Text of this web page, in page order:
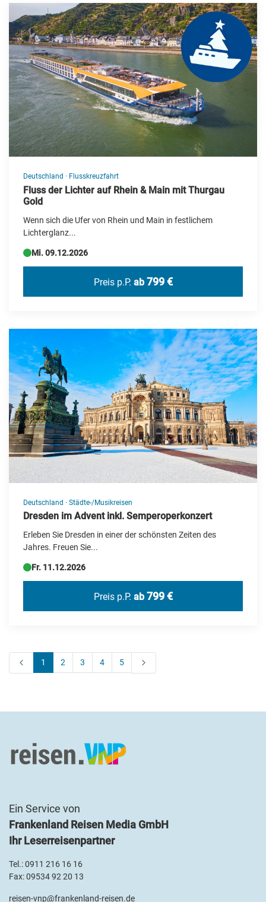
Deutschland · Flusskreuzfahrt
Fluss der Lichter auf Rhein & Main mit Thurgau
Gold
Wenn sich die Ufer von Rhein und Main in festlichem
Lichterglanz...
Mi. 09.12.2026
Preis p.P. ab 799 €
Deutschland · Städte-/Musikreisen
Dresden im Advent inkl. Semperoperkonzert
Erleben Sie Dresden in einer der schönsten Zeiten des
Jahres. Freuen Sie...
Fr. 11.12.2026
Preis p.P. ab 799 €
1 2 3 4 5
Ein Service von
Frankenland Reisen Media GmbH
Ihr Leserreisenpartner
Tel.:0911 216 16 16
Fax: 09534 92 20 13
reisen-vnp@frankenland-reisen.de